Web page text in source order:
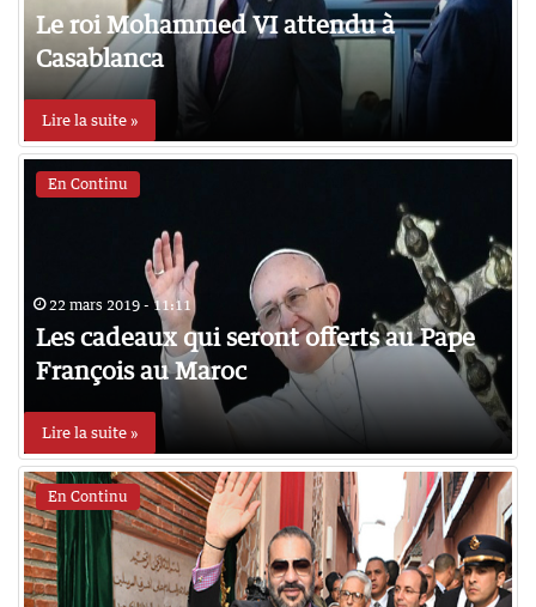
Le roi Mohammed VI attendu à
Casablanca
Lire la suite »
En Continu
22 mars 2019 - 11:11
Les cadeaux qui seront offerts au Pape
François au Maroc
Lire la suite »
En Continu